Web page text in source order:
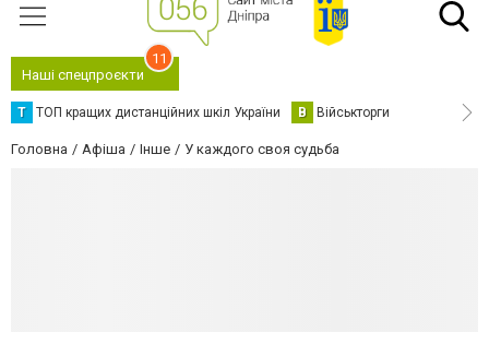
Наші спецпроєкти
11
Т ТОП кращих дистанційних шкіл України В Військторги
Головна Афіша Інше У каждого своя судьба